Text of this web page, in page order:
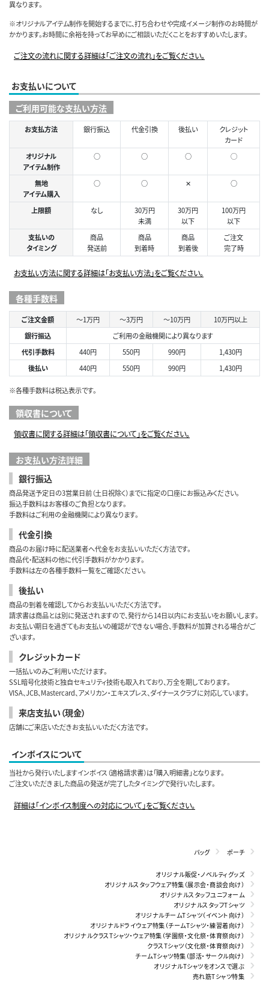
異なります。
※オリジナルアイテム制作を開始するまでに、打ち合わせや完成イメージ制作のお時間が
かかります。お時間に余裕を持ってお早めにご相談いただくことをおすすめいたします。
ご注文の流れに関する詳細は「ご注文の流れ」をご覧ください。
お支払いについて
ご利用可能な支払い方法
お支払方法 銀行振込 代金引換 後払い
クレジット
カード
オリジナル
アイテム制作
○ ○ ○ ◯
無地
アイテム購入
○ ○ ✕ ○
上限額 なし
30万円
未満
30万円
以下
100万円
以下
支払いの
タイミング
商品
発送前
商品
到着時
商品
到着後
ご注文
完了時
お支払い方法に関する詳細は「お支払い方法」をご覧ください。
各種手数料
ご注文金額 ～1万円 ～3万円 ～10万円
10万円以上
銀行振込
ご利用の金融機関により異なります
代引手数料
440円 550円 990円
1,430円
後払い
440円 550円 990円 1,430円
※各種手数料は税込表示です。
領収書について
領収書に関する詳細は「領収書について」をご覧ください。
お支払い方法詳細
銀行振込
商品発送予定日の3営業日前（土日祝除く）までに指定の口座にお振込みください。
振込手数料はお客様のご負担となります。
手数料はご利用の金融機関により異なります。
代金引換
商品のお届け時に配送業者へ代金をお支払いいただく方法です。
商品代・配送料の他に代引手数料がかかります。
手数料は左の各種手数料一覧をご確認ください。
後払い
商品の到着を確認してからお支払いいただく方法です。
請求書は商品とは別に発送されますので、発行から14日以内にお支払いをお願いします。
お支払い期日を過ぎてもお支払いの確認ができない場合、手数料が加算される場合がご
ざいます。
クレジットカード
一括払いのみご利用いただけます。
SSL暗号化技術と独自セキュリティ技術も取入れており、万全を期しております。
VISA、JCB、Mastercard、アメリカン・エキスプレス、ダイナースクラブに対応しています。
来店支払い（現金）
店舗にご来店いただきお支払いいただく方法です。
インボイスについて
当社から発行いたしますインボイス（適格請求書）は「購入明細書」となります。
ご注文いただきました商品の発送が完了したタイミングで発行いたします。
詳細は「インボイス制度への対応について」をご覧ください。
バッグ ポーチ
オリジナル販促・ノベルティグッズ
オリジナルスタッフウェア特集（展示会・商談会向け）
オリジナルスタッフユニフォーム
オリジナルスタッフTシャツ
オリジナルチームTシャツ（イベント向け）
オリジナルドライウェア特集（チームTシャツ・練習着向け）
オリジナルクラスTシャツ・ウェア特集（学園祭・文化祭・体育祭向け）
クラスTシャツ（文化祭・体育祭向け）
チームTシャツ特集（部活・サークル向け）
オリジナルTシャツをオンスで選ぶ
売れ筋Tシャツ特集